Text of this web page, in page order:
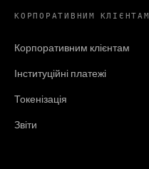
КОРПОРАТИВНИМ КЛІЄНТАМ
Корпоративним клієнтам
Інституційні платежі
Токенізація
Звіти